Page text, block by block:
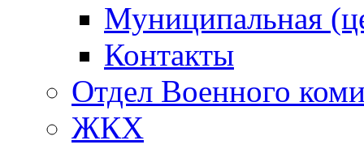
Муниципальная
Контакты
Отдел Военного
ЖКХ